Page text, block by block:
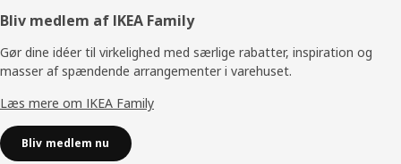
Footer
Bliv medlem af IKEA Family
Gør dine idéer til virkelighed med særlige rabatter, inspiration og
masser af spændende arrangementer i varehuset.
Læs mere om IKEA Family
Bliv medlem nu